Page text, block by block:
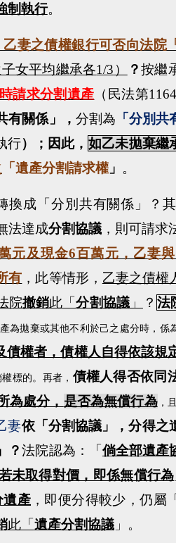
制執行。
妻之債權銀行可否向法院
子女平均繼承各1/3 ） ？按繼
請求分割遺產 （民法第1164
有關係」， 分割為 「分別共
行）；因此， 如乙未拋棄繼
「遺產分割請求權」 。
換成「分別共有關係」？
法達成分割協議 ，則可請求
元及現金6百萬元，乙妻
有 ，此等情形， 乙妻之債權
院撤銷此「分割協議」 ？ 法
為拋棄或其他不利於己之處分時，係
債權者，債權人自得依該規
標的。再者， 債權人得否依同
為處分， 是否為無償行為，
妻依「分割協議」，分得之
？法院認為：「 倘全部遺產
未取得對價，即係無償行為
遺產 ，即便分得較少，仍屬
此「 遺產分割協議」。